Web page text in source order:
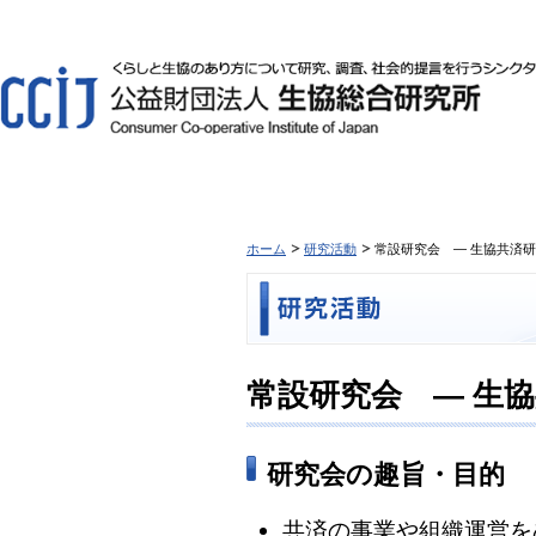
ホーム 研究活動 常設研究会 ― 生協共済
常設研究会 ― 生協
研究会の趣旨・目的
共済の事業や組織運営